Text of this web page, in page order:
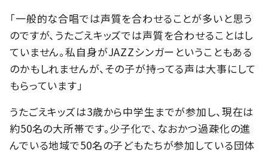
「一般的な合唱では声質を合わせることが多いと思う
のですが、うたごえキッズでは声質を合わせることはし
ていません。私自身がJAZZシンガーということもある
のかもしれませんが、その子が持ってる声は大事にして
もらっています」
うたごえキッズは3歳から中学生までが参加し、現在は
約50名の大所帯です。少子化で、なおかつ過疎化の進
んでいる地域で50名の子どもたちが参加している団体